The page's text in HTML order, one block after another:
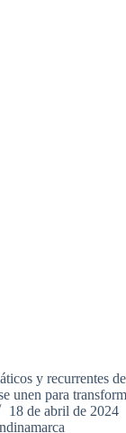
y recurrentes
unen para
18 de abril de 2024